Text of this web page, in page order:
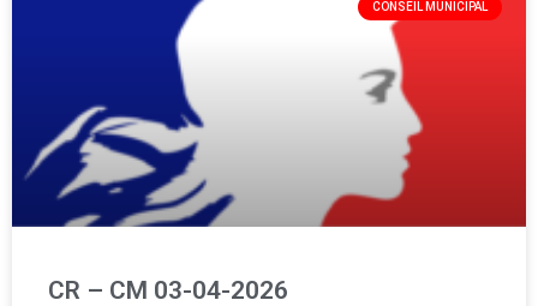
CONSEIL MUNICIPAL
CR – CM 03-04-2026